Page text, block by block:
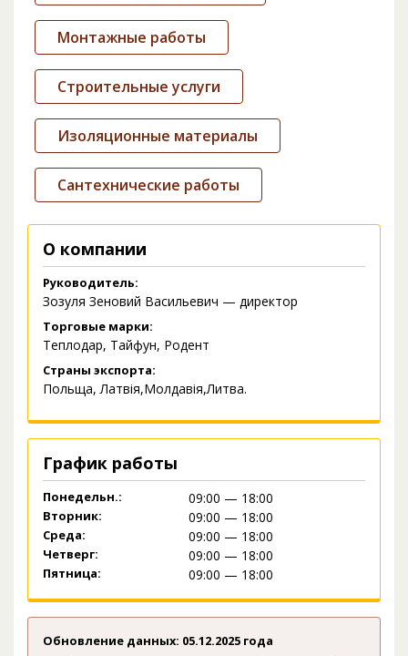
Монтажные работы
Строительные услуги
Изоляционные материалы
Сантехнические работы
О компании
Руководитель:
Зозуля Зеновий Васильевич — директор
Торговые марки:
Теплодар, Тайфун, Родент
Страны экспорта:
Польща, Латвія,Молдавія,Литва.
График работы
Понедельн.: 09:00 — 18:00
Вторник: 09:00 — 18:00
Среда: 09:00 — 18:00
Четверг: 09:00 — 18:00
Пятница: 09:00 — 18:00
Обновление данных: 05.12.2025 года